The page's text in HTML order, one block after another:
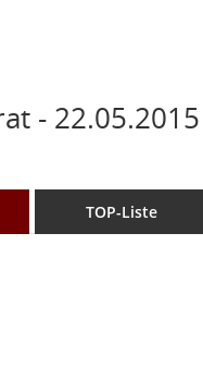
-
TOP-Liste